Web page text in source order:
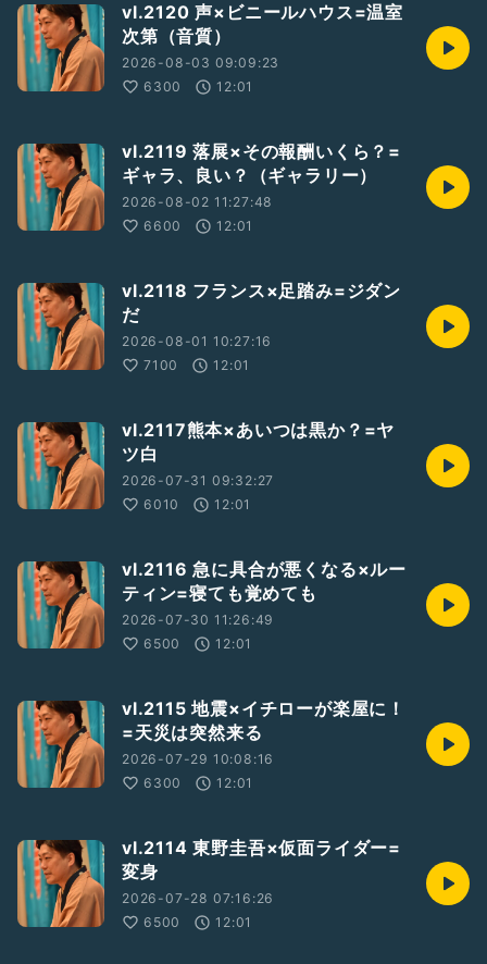
vl.2120 声×ビニールハウス=温室
次第（音質）
2026-08-03 09:09:23
6300
12:01
vl.2119 落展×その報酬いくら？=
ギャラ、良い？（ギャラリー）
2026-08-02 11:27:48
6600
12:01
vl.2118 フランス×足踏み=ジダン
だ
2026-08-01 10:27:16
7100
12:01
vl.2117熊本×あいつは黒か？=ヤ
ツ白
2026-07-31 09:32:27
6010
12:01
vl.2116 急に具合が悪くなる×ルー
ティン=寝ても覚めても
2026-07-30 11:26:49
6500
12:01
vl.2115 地震×イチローが楽屋に！
=天災は突然来る
2026-07-29 10:08:16
6300
12:01
vl.2114 東野圭吾×仮面ライダー=
変身
2026-07-28 07:16:26
6500
12:01